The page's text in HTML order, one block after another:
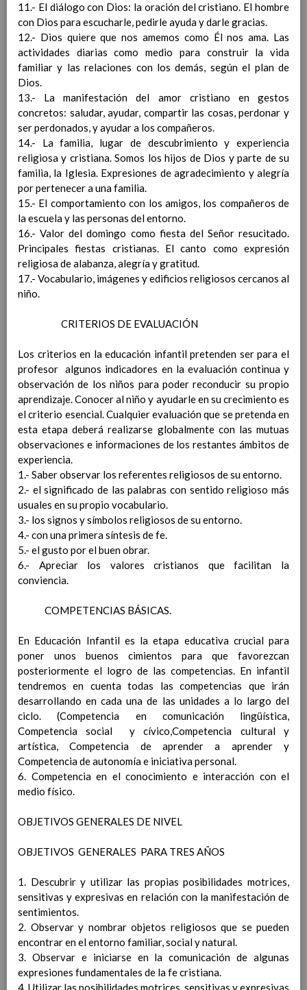
Naturaleza
Objetivos del Ã¡rea
ContribuciÃ³n del Ã¡rea a
las competencias clave
ConcreciÃ³n curricular
Ã¡rea y de
competencias
Ãrea de Ciencias Sociales
Objetivos del Ã¡rea
ContribuciÃ³n del Ã¡rea a
las competencias clave
para la etapa. Perfiles de
Ã¡rea y de
competencias
Ãrea de EducaciÃ³n FÃ­sica
Objetivos del Ã¡rea
ContribuciÃ³n del Ã¡rea a
ConcreciÃ³n curricular
para la etapa. Perfiles de
Ãrea de EducaciÃ³n ArtÃ­stica
Objetivos del Ã¡rea
ContribuciÃ³n del Ã¡rea a
las competencias clave
ConcreciÃ³n curricular
para la etapa. Perfiles de
Ã¡rea y de
Ãrea de EducaciÃ³n para la
CiudadanÃ­a y los Derechos
Humanos
Objetivos del Ã¡rea
ConcreciÃ³n curricular
Digital
Objetivos del
Ã¡rea
ContribuciÃ³n del Ã¡rea a
las competencias
clave
ConcreciÃ³n curricular
para la etapa. Perfiles de
Ã¡rea y de
competencias
Objetivos del Ã¡rea
ContribuciÃ³n del Ã¡rea a
las competencias clave
para la etapa. Perfiles de
Ã¡rea y de
Ãrea de ReligiÃ³n CatÃ³lica
Objetivos del Ã¡rea
ContribuciÃ³n del Ã¡rea a
las competencias clave
11.- El diálogo con Dios: la oración del cristiano. El hombre
con Dios para escucharle, pedirle ayuda y darle gracias.
12.- Dios quiere que nos amemos como Él nos ama. Las
actividades diarias como medio para construir la vida
familiar y las relaciones con los demás, según el plan de
Dios.
13.- La manifestación del amor cristiano en gestos
concretos: saludar, ayudar, compartir las cosas, perdonar y
ser perdonados, y ayudar a los compañeros.
14.- La familia, lugar de descubrimiento y experiencia
religiosa y cristiana. Somos los hijos de Dios y parte de su
familia, la Iglesia. Expresiones de agradecimiento y alegría
por pertenecer a una familia.
15.- El comportamiento con los amigos, los compañeros de
la escuela y las personas del entorno.
16.- Valor del domingo como fiesta del Señor resucitado.
Principales fiestas cristianas. El canto como expresión
religiosa de alabanza, alegría y gratitud.
17.- Vocabulario, imágenes y edificios religiosos cercanos al
niño.
CRITERIOS DE EVALUACIÓN
Los criterios en la educación infantil pretenden ser para el
profesor algunos indicadores en la evaluación continua y
observación de los niños para poder reconducir su propio
aprendizaje. Conocer al niño y ayudarle en su crecimiento es
el criterio esencial. Cualquier evaluación que se pretenda en
esta etapa deberá realizarse globalmente con las mutuas
observaciones e informaciones de los restantes ámbitos de
experiencia.
1.- Saber observar los referentes religiosos de su entorno.
2.- el significado de las palabras con sentido religioso más
usuales en su propio vocabulario.
3.- los signos y símbolos religiosos de su entorno.
4.- con una primera síntesis de fe.
5.- el gusto por el buen obrar.
6.- Apreciar los valores cristianos que facilitan la
conviencia.
COMPETENCIAS BÁSICAS.
En Educación Infantil es la etapa educativa crucial para
poner unos buenos cimientos para que favorezcan
posteriormente el logro de las competencias. En infantil
tendremos en cuenta todas las competencias que irán
desarrollando en cada una de las unidades a lo largo del
ciclo. (Competencia en comunicación lingüística,
Competencia social y cívico,Competencia cultural y
artística, Competencia de aprender a aprender y
Competencia de autonomía e iniciativa personal.
6. Competencia en el conocimiento e interacción con el
medio físico.
OBJETIVOS GENERALES DE NIVEL
OBJETIVOS GENERALES PARA TRES AÑOS
1. Descubrir y utilizar las propias posibilidades motrices,
sensitivas y expresivas en relación con la manifestación de
sentimientos.
2. Observar y nombrar objetos religiosos que se pueden
encontrar en el entorno familiar, social y natural.
3. Observar e iniciarse en la comunicación de algunas
expresiones fundamentales de la fe cristiana.
4. Utilizar las posibilidades motrices, sensitivas y expresivas